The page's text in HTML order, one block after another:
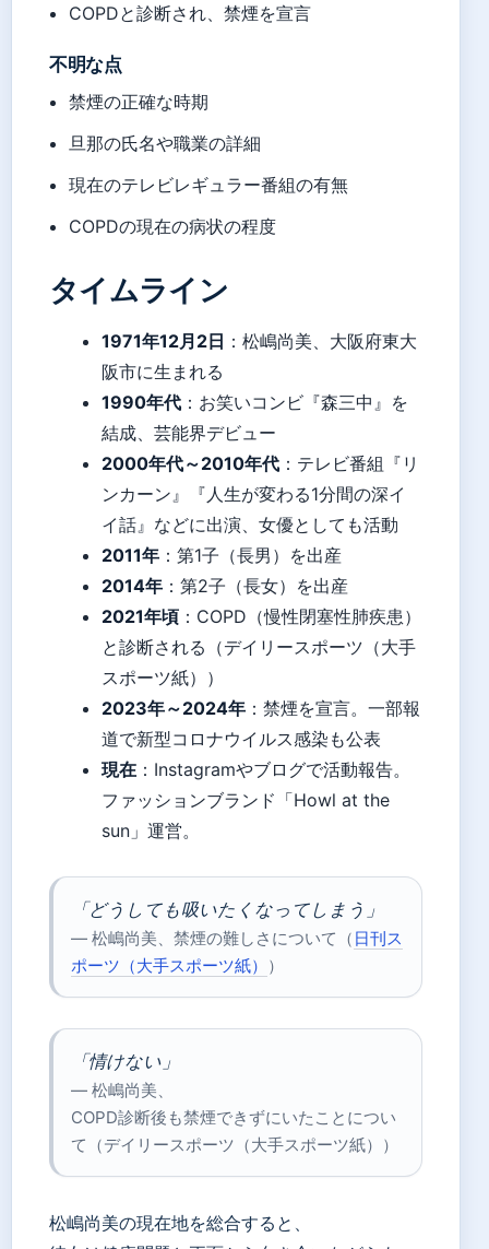
COPDと診断され、禁煙を宣言
不明な点
禁煙の正確な時期
旦那の氏名や職業の詳細
現在のテレビレギュラー番組の有無
COPDの現在の病状の程度
タイムライン
1971年12月2日 ：松嶋尚美、大阪府東大
阪市に生まれる
1990年代 ：お笑いコンビ『森三中』を
結成、芸能界デビュー
2000年代～2010年代 ：テレビ番組『リ
ンカーン』『人生が変わる1分間の深イ
イ話』などに出演、女優としても活動
2011年 ：第1子（長男）を出産
2014年 ：第2子（長女）を出産
2021年頃 ：COPD（慢性閉塞性肺疾患）
と診断される（デイリースポーツ（大手
スポーツ紙））
2023年～2024年 ：禁煙を宣言。一部報
道で新型コロナウイルス感染も公表
現在 ：Instagramやブログで活動報告。
ファッションブランド「Howl at the
sun」運営。
「どうしても吸いたくなってしまう」
— 松嶋尚美、禁煙の難しさについて（ 日刊ス
ポーツ（大手スポーツ紙） ）
「情けない」
— 松嶋尚美、
COPD診断後も禁煙できずにいたことについ
て（デイリースポーツ（大手スポーツ紙））
松嶋尚美の現在地を総合すると、